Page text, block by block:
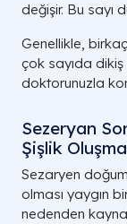
değişir. Bu sayı
Genellikle,
çok sayıda dikiş
doktorunuzla
Sezeryan
Şişlik​
Sezaryen
olması yaygın
nedenden